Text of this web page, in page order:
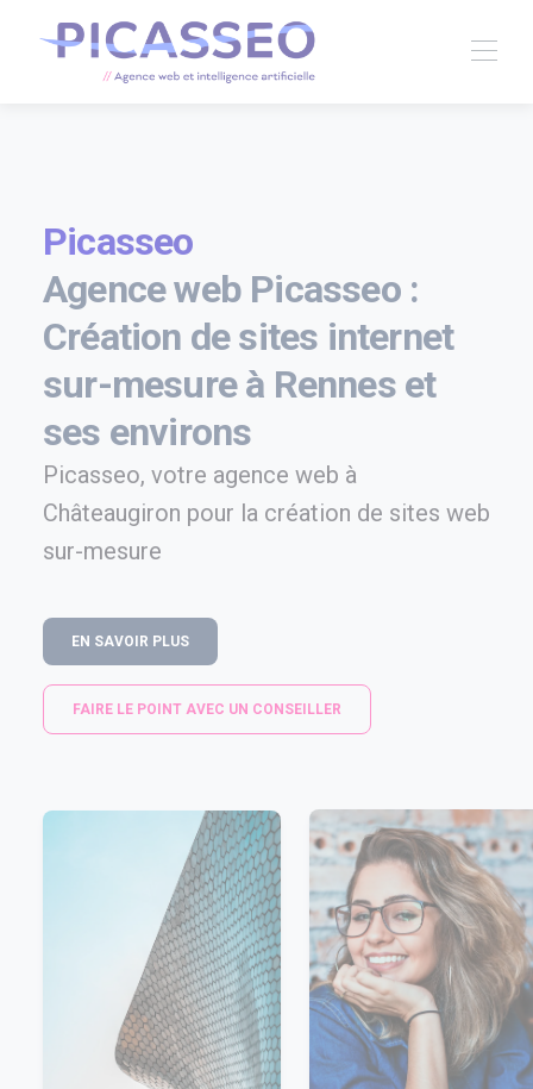
Picasseo
Agence web Picasseo :
Création de sites internet
sur-mesure à Rennes et
ses environs
Picasseo, votre agence web à
Châteaugiron pour la création de sites web
sur-mesure
EN SAVOIR PLUS
FAIRE LE POINT AVEC UN CONSEILLER